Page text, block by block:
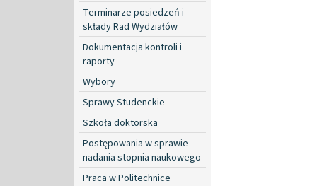
Terminarze posiedzeń i
składy Rad Wydziałów
Dokumentacja kontroli i
raporty
Wybory
Sprawy Studenckie
Szkoła doktorska
Postępowania w sprawie
nadania stopnia naukowego
Praca w Politechnice